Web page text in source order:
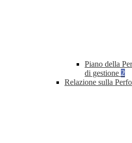
Piano della
di gestione 2
Relazione sulla